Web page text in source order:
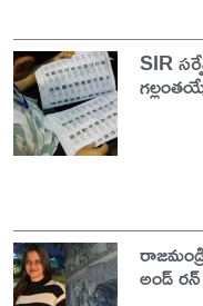
SIR
అండ్